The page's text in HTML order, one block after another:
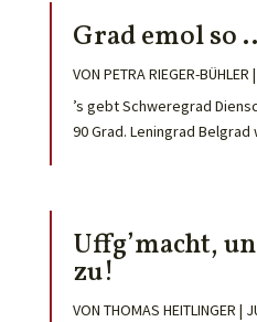
Grad emol so
VON PETRA RIEGER-BÜHLER |
’s gebt Schweregrad
90 Grad. Leningrad Belgrad
Uffg’macht,
zu!
VON THOMAS HEITLINGER |